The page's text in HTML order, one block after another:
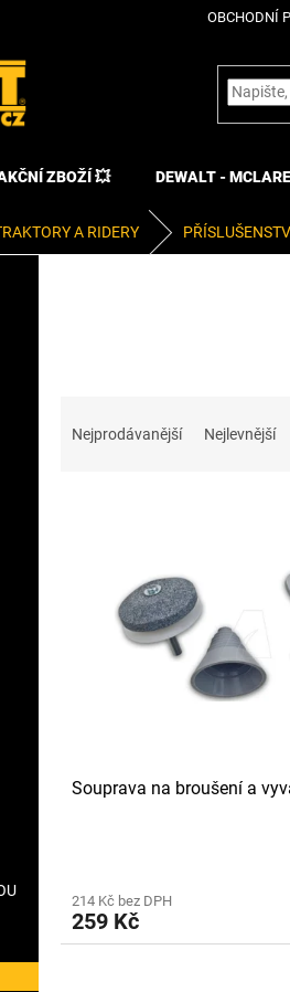
OBCHODNÍ
ZBOŽÍ 💥 DEWALT -
A RIDERY
Nejprodávanější Nejlevnější
Souprava na broušení a
214 Kč bez DPH
259 Kč